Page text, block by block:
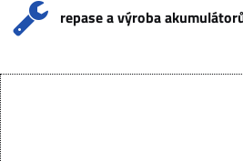
repase a výroba